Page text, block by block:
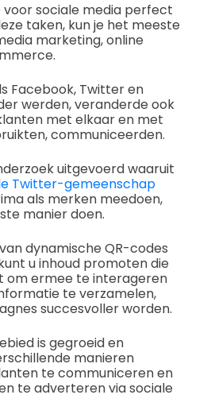
sociale media perfect
taken, kun je het meeste
marketing, online
Facebook, Twitter en
werden, veranderde ook
met elkaar en met
communiceerden.
uitgevoerd waaruit
Twitter-gemeenschap
als merken meedoen,
manier doen.
dynamische QR-codes
u inhoud promoten die
om ermee te interageren
te verzamelen,
succesvoller worden.
is gegroeid en
manieren
te communiceren en
te adverteren via sociale